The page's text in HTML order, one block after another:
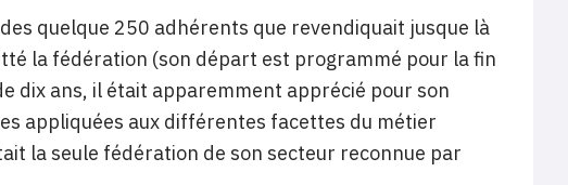
quelque 250 adhérents que revendiquait jusque là
la fédération (son départ est programmé pour la fin
dix ans, il était apparemment apprécié pour son
appliquées aux différentes facettes du métier
la seule fédération de son secteur reconnue par